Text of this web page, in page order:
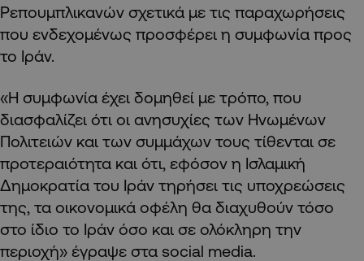
Ρεπουμπλικανών σχετικά με τις παραχωρήσεις
που ενδεχομένως προσφέρει η συμφωνία προς
το Ιράν.
«Η συμφωνία έχει δομηθεί με τρόπο, που
διασφαλίζει ότι οι ανησυχίες των Ηνωμένων
Πολιτειών και των συμμάχων τους τίθενται σε
προτεραιότητα και ότι, εφόσον η Ισλαμική
Δημοκρατία του Ιράν τηρήσει τις υποχρεώσεις
της, τα οικονομικά οφέλη θα διαχυθούν τόσο
στο ίδιο το Ιράν όσο και σε ολόκληρη την
περιοχή» έγραψε στα social media.